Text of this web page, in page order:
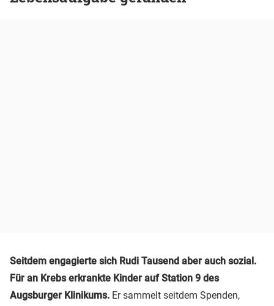
Seitdem engagierte sich Rudi Tausend aber auch sozial.
Für an Krebs erkrankte Kinder auf Station 9 des
Augsburger Klinikums. Er sammelt seitdem Spenden,